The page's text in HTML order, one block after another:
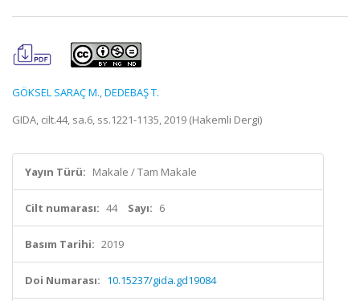
GÖKSEL SARAÇ M.,DEDEBAŞ T.
GIDA, cilt.44, sa.6, ss.1221-1135, 2019 (Hakemli Dergi)
Yayın Türü: Makale / Tam Makale
Cilt numarası: 44 Sayı: 6
Basım Tarihi: 2019
Doi Numarası: 10.15237/gida.gd19084